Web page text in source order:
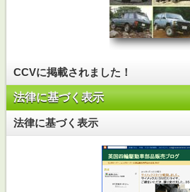
CCVに掲載されました！
法律に基づく表示
法律に基づく表示